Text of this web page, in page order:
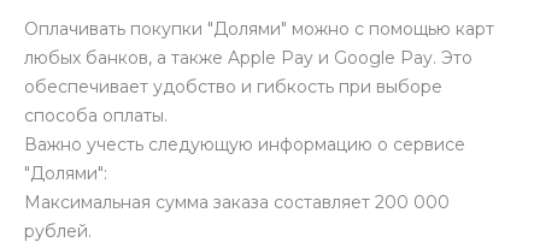
Оплачивать покупки "Долями" можно с помощью карт
любых банков, а также Apple Pay и Google Pay. Это
обеспечивает удобство и гибкость при выборе
способа оплаты.
Важно учесть следующую информацию о сервисе
"Долями":
Максимальная сумма заказа составляет 200 000
рублей.